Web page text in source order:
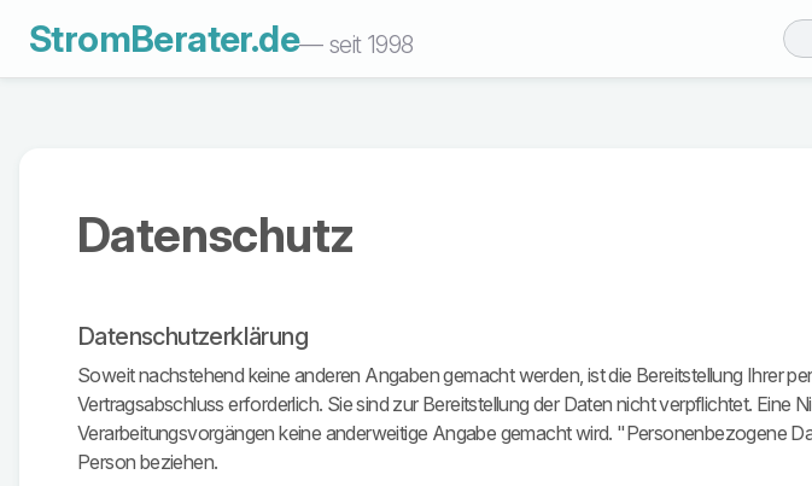
StromBerater.de— seit 1998
Datenschutz
Datenschutzerklärung
Soweit nachstehend keine anderen Angaben gemacht werden, ist die Bereitstellung Ihrer
Vertragsabschluss erforderlich. Sie sind zur Bereitstellung der Daten nicht verpflichtet. Eine
Verarbeitungsvorgängen keine anderweitige Angabe gemacht wird. "Personenbezogene
Person beziehen.